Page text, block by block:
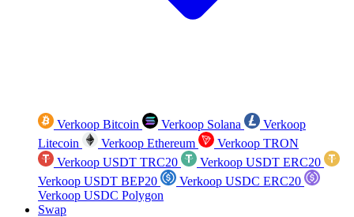
Verkoop Bitcoin Verkoop Solana
Verkoop
Litecoin
Verkoop Ethereum
Verkoop TRON
Verkoop USDT TRC20
Verkoop USDT ERC20
Verkoop USDT BEP20
Verkoop USDC ERC20
Verkoop USDC Polygon
Swap